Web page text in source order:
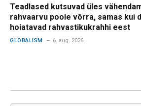
Teadlased kutsuvad üles
rahvaarvu poole võrra, samas kui
hoiatavad rahvastikukrahhi eest
GLOBALISM 6. aug. 2026